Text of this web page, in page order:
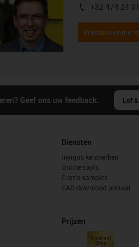
igus-icon-phone
+32 474 24
Verstuur een e-
Geef ons uw feedback. Lof
Diensten
myigus kenmerken
Online tools
Gratis samples
CAD download portaal
Prijzen